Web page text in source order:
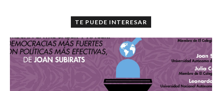
TE PUEDE INTERESAR